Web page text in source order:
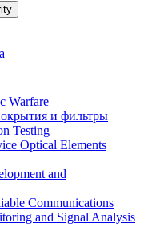
Warfare
и фильтры
Testing
Optical Elements
and
Communications
and Signal Analysis